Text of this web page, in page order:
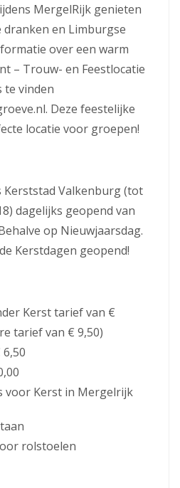
MergelRijk genieten
en Limburgse
over een warm
– Trouw- en Feestlocatie
te vinden
Deze feestelijke
locatie voor groepen!
Kerststad Valkenburg (tot
dagelijks geopend van
op Nieuwjaarsdag.
Kerstdagen geopend!
Kerst tarief van €
tarief van € 9,50)
voor Kerst in Mergelrijk
rolstoelen